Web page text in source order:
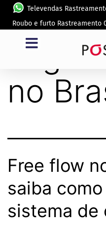
Televendas
Roubo e furto Rastreamento
Tag:
no
Free flow
saiba
sistema de